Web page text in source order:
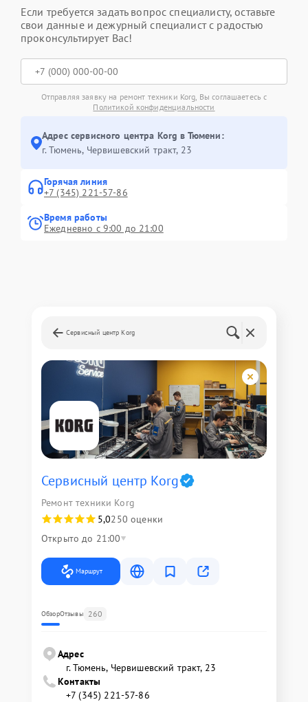
Если требуется задать вопрос специалисту, оставьте
свои данные и дежурный специалист с радостью
проконсультирует Вас!
Отправляя заявку на ремонт техники Korg, Вы соглашаетесь с
Политикой конфиденциальности
Адрес сервисного центра Korg в Тюмени:
г. Тюмень, ​Червишевский тракт, 23
Горячая линия
+7 (345) 221-57-86
Время работы
Ежедневно с 9:00 до 21:00
Сервисный центр Korg
Сервисный центр Korg
Ремонт техники Korg
5,0250 оценки
Открыто до 21:00
Маршрут
ОбзорОтзывы 260
Адрес
г. Тюмень, ​Червишевский тракт, 23
Контакты
+7 (345) 221-57-86